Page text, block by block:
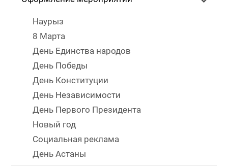
Наурыз
8 Марта
День Единства народов
День Победы
День Конституции
День Независимости
День Первого Президента
Новый год
Социальная реклама
День Астаны